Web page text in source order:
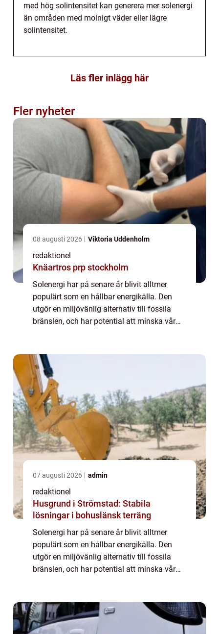
med hög solintensitet kan generera mer solenergi
än områden med molnigt väder eller lägre
solintensitet.
Läs fler inlägg här
Fler nyheter
08 augusti 2026 Viktoria Uddenholm
redaktionel
Knäartros prp stockholm
Solenergi har på senare år blivit alltmer
populärt som en hållbar energikälla. Den
utgör en miljövänlig alternativ till fossila
bränslen, och har potential att minska vår
07 augusti 2026 admin
redaktionel
Husgrund i Strömstad: Stabila
lösningar i bohuslänsk terräng
Solenergi har på senare år blivit alltmer
populärt som en hållbar energikälla. Den
utgör en miljövänlig alternativ till fossila
bränslen, och har potential att minska vår